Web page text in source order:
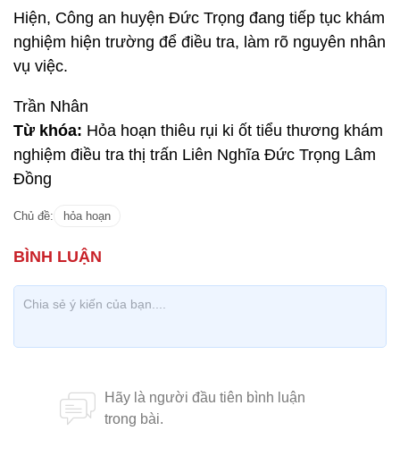
Hiện, Công an huyện Đức Trọng đang tiếp tục khám
nghiệm hiện trường để điều tra, làm rõ nguyên nhân
vụ việc.
Trần Nhân
Từ khóa: Hỏa hoạn thiêu rụi ki ốt tiểu thương khám
nghiệm điều tra thị trấn Liên Nghĩa Đức Trọng Lâm
Đồng
Chủ đề: hỏa hoạn